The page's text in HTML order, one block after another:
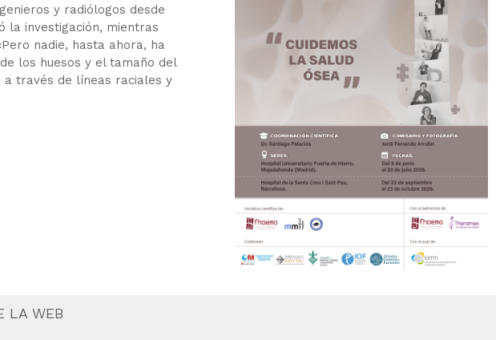
y radiólogos desde
la investigación, mientras
nadie, hasta ahora, ha
los huesos y el tamaño del
través de líneas raciales y
LA WEB